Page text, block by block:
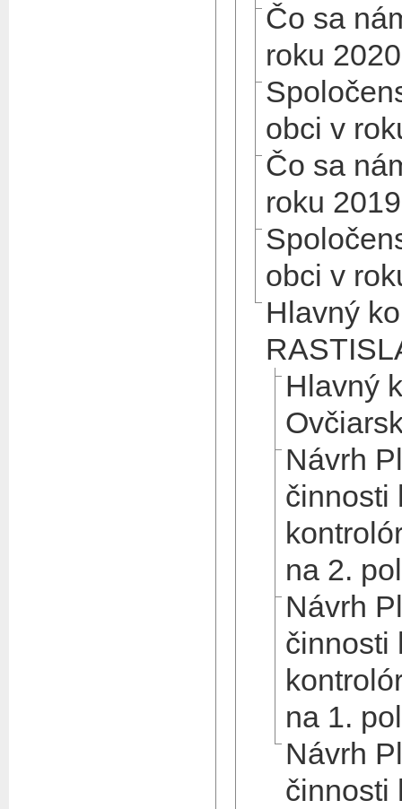
Čo sa
roku 2020
obci v
Čo sa
roku 2019
obci v
Hlavný
Hlavný
Návrh
činnosti
na 2.
Návrh
činnosti
na 1.
Návrh
činnosti